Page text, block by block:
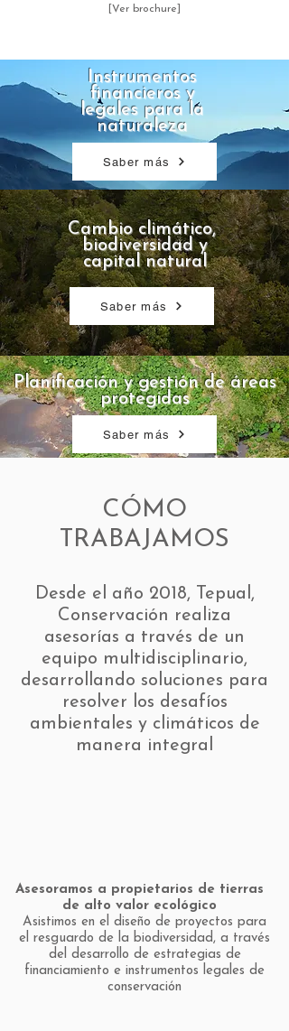
[Ver brochure]
Instrumentos
financieros y
legales para la
naturaleza
Saber más
Cambio climático,
biodiversidad y
capital natural
Saber más
Planificación y gestión de áreas
protegidas
Saber más
CÓMO
TRABAJAMOS
,Desde el año 2018, Tepual
Conservación realiza
asesorías a través de un
equipo multidisciplinario,
desarrollando soluciones para
resolver los desafíos
ambientales y climáticos de
manera integral
Asesoramos a propietarios de tierras
de alto valor ecológico
Asistimos en el diseño de proyectos para
el resguardo de la biodiversidad, a través
del desarrollo de estrategias de
financiamiento e instrumentos legales de
conservación